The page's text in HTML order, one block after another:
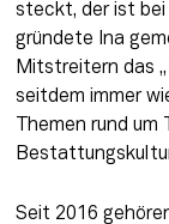
steckt, der ist bei
gründete Ina
Mitstreitern das
seitdem immer
Themen rund um
Seit 2016